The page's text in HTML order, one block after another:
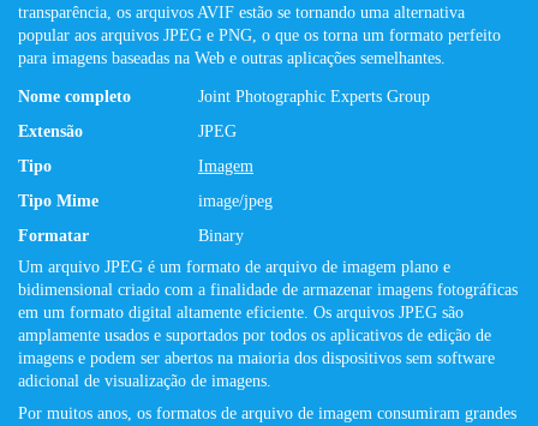
transparência, os arquivos AVIF estão se tornando uma alternativa
popular aos arquivos JPEG e PNG, o que os torna um formato perfeito
para imagens baseadas na Web e outras aplicações semelhantes.
Nome completo
Joint Photographic Experts Group
Extensão
JPEG
Tipo
Imagem
Tipo Mime
image/jpeg
Formatar
Binary
Um arquivo JPEG é um formato de arquivo de imagem plano e
bidimensional criado com a finalidade de armazenar imagens fotográficas
em um formato digital altamente eficiente. Os arquivos JPEG são
amplamente usados ​​e suportados por todos os aplicativos de edição de
imagens e podem ser abertos na maioria dos dispositivos sem software
adicional de visualização de imagens.
Por muitos anos, os formatos de arquivo de imagem consumiram grandes